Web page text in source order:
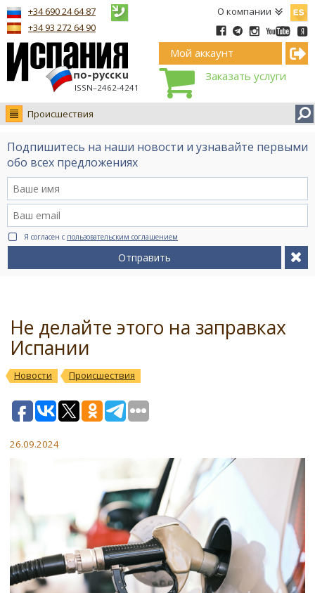
О компании
ISSN–2462-4241
+34 690 24 64 87
+34 93 272 64 90
Мой аккаунт
Заказать услуги
Происшествия
Новости
Интервью
Видео Ruso.TV
BCN life
Сервис на немецком
Подпишитесь на наши новости и узнавайте первыми
обо всех предложениях
Я согласен с пользовательским соглашением
Отправить
Не делайте этого на заправках
Испании
Новости Происшествия
26.09.2024